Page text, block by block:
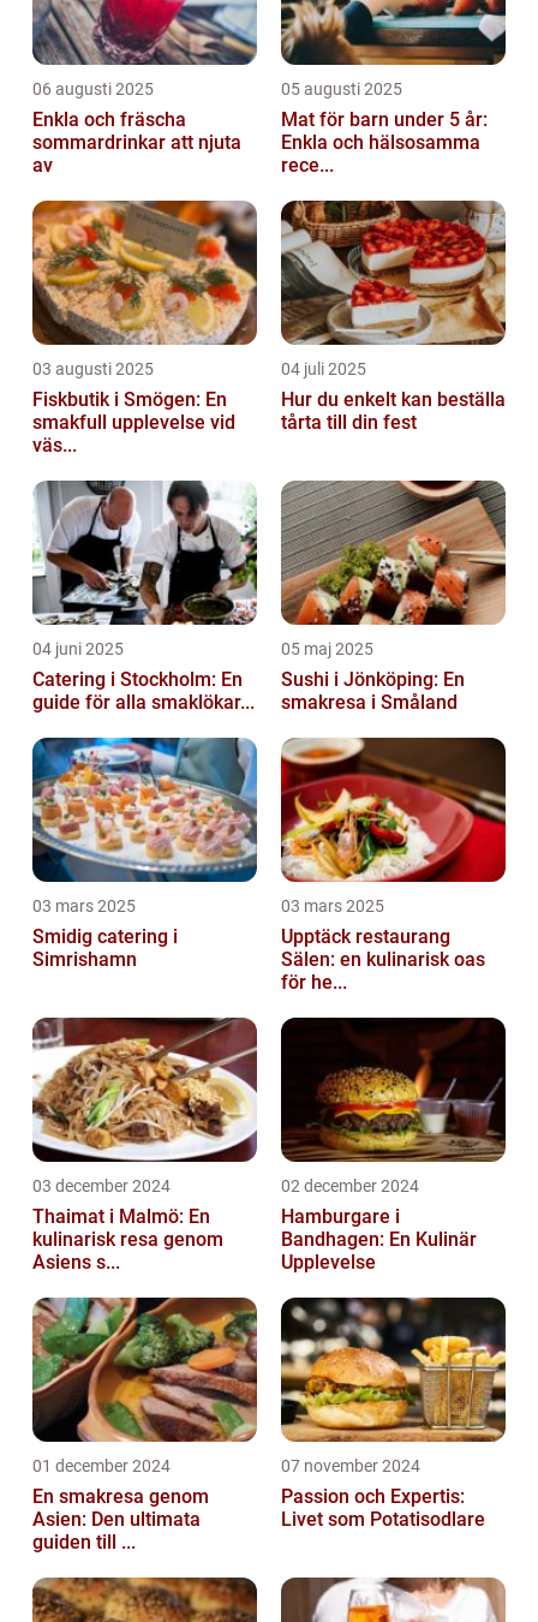
06 augusti 2025
Enkla och fräscha
sommardrinkar att njuta
av
05 augusti 2025
Mat för barn under 5 år:
Enkla och hälsosamma
rece...
03 augusti 2025
Fiskbutik i Smögen: En
smakfull upplevelse vid
väs...
04 juli 2025
Hur du enkelt kan beställa
tårta till din fest
04 juni 2025
Catering i Stockholm: En
guide för alla smaklökar...
05 maj 2025
Sushi i Jönköping: En
smakresa i Småland
03 mars 2025
Smidig catering i
Simrishamn
03 mars 2025
Upptäck restaurang
Sälen: en kulinarisk oas
för he...
03 december 2024
Thaimat i Malmö: En
kulinarisk resa genom
Asiens s...
02 december 2024
Hamburgare i
Bandhagen: En Kulinär
Upplevelse
01 december 2024
En smakresa genom
Asien: Den ultimata
guiden till ...
07 november 2024
Passion och Expertis:
Livet som Potatisodlare